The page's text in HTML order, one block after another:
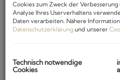
Beschreibung
Diese gepflegte und
alles, was Sie sich für Ihr neues
Auf einer
Fläche von ca. 180 m2
Cookies zum Zweck der
Analyse Ihres Userverhaltens
Daten verarbeiten. Nähere
Datenschutzerklärung und unserer
Technisch notwendige
Cookies